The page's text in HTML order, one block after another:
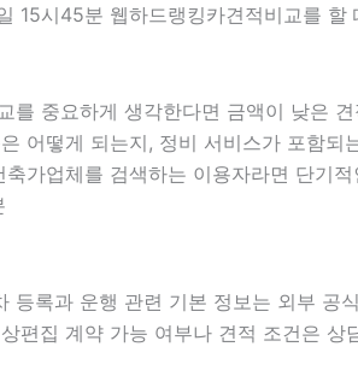
15시45분 웹하드랭킹카견적비교를
를 중요하게 생각한다면 금액이 낮은
어떻게 되는지, 정비 서비스가 포함
가업체를 검색하는 이용자라면 단기
등록과 운행 관련 기본 정보는 외부 공
편집 계약 가능 여부나 견적 조건은